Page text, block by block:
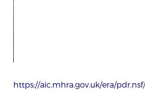
https://aic.mhra.gov.uk/era/